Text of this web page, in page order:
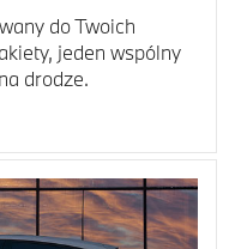
do Twoich
jeden wspólny
drodze.